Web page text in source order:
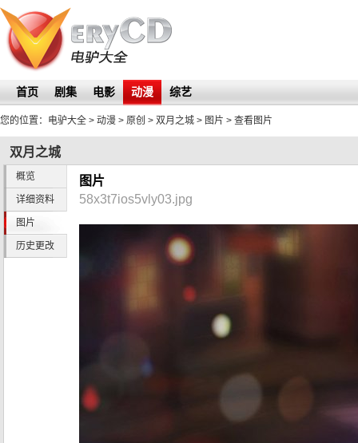
首页 剧集 电影 动漫 综艺
您的位置： 电驴大全 > 动漫 > 原创 > 双月之城 > 图片 > 查看图片
双月之城
概览
详细资料
图片
历史更改
图片
58x3t7ios5vly03.jpg